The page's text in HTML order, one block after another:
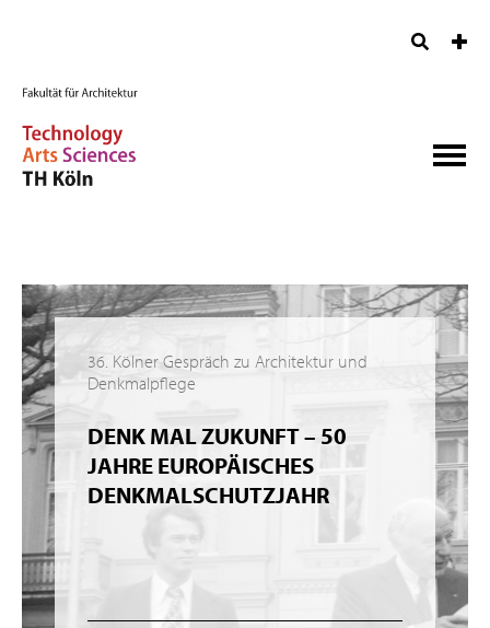
36. Kölner Gespräch zu Architektur und
Denkmalpflege
DENK MAL ZUKUNFT – 50
JAHRE EUROPÄISCHES
DENKMALSCHUTZJAHR